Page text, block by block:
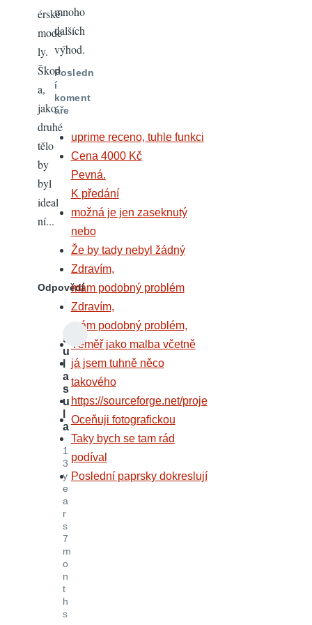
érské
mode
ly.
Škod
a,
jako
druhé
tělo
by
byl
ideal
ní...
Odpovědí
s
u
l
a
s
u
a
1
3
y
e
a
r
s
7
m
o
n
t
h
s
mnoho
dalších
výhod.
Posledn
í
koment
áře
uprime receno, tuhle funkci
Cena 4000 Kč
Pevná.
K předání
možná je jen zaseknutý
nebo
Že by tady nebyl žádný
Zdravím,
mám podobný problém
Zdravím,
mám podobný problém,
Téměř jako malba včetně
já jsem tuhně něco
takového
https://sourceforge.net/proje
Oceňuji fotografickou
Taky bych se tam rád
podíval
Poslední paprsky dokreslují